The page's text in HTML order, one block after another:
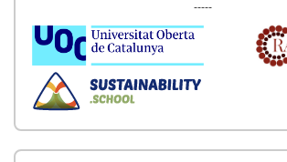
-----